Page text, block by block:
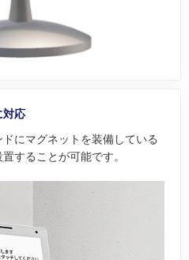
対応
にマグネットを装備している
することが可能です。